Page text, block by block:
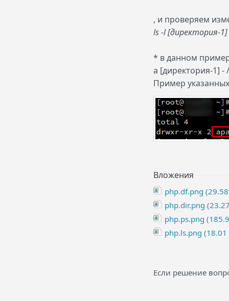
, и проверяем
ls -l [директория-1]
* в данном
а [директория-1]
Пример
Вложения
php.df.png
php.dir.png
php.ps.png
php.ls.png (18.01
Если решение